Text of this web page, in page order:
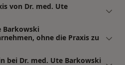
von Dr. med. Ute
Barkowski
ohne die Praxis zu
bei Dr. med. Ute Barkowski